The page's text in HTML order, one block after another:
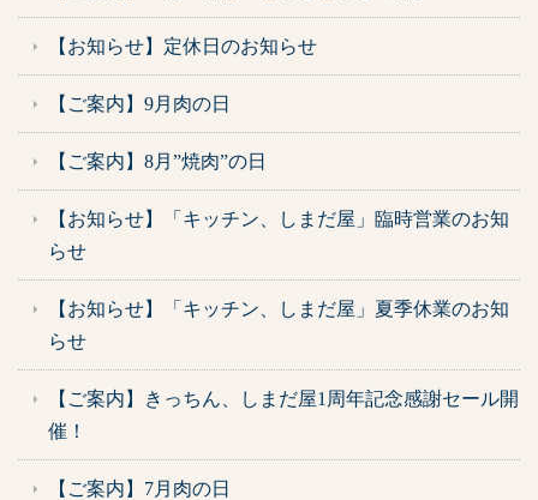
【お知らせ】定休日のお知らせ
【ご案内】9月肉の日
【ご案内】8月”焼肉”の日
【お知らせ】「キッチン、しまだ屋」臨時営業のお知
らせ
【お知らせ】「キッチン、しまだ屋」夏季休業のお知
らせ
【ご案内】きっちん、しまだ屋1周年記念感謝セール開
催！
【ご案内】7月肉の日